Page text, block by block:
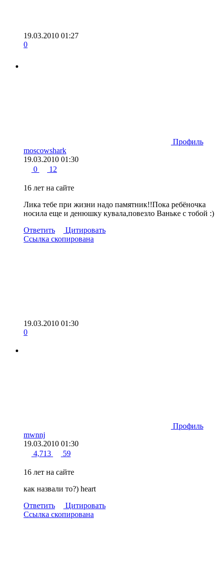
19.03.2010 01:27
0
Профиль
moscowshark
19.03.2010 01:30
0
12
16 лет на сайте
Лика тебе при жизни надо памятник!!Пока ребёночка
носила еще и денюшку кувала,повезло Ваньке с тобой :)
Ответить
Цитировать
Ссылка скопирована
19.03.2010 01:30
0
Профиль
mwnnj
19.03.2010 01:30
4,713
59
16 лет на сайте
как назвали то?) heart
Ответить
Цитировать
Ссылка скопирована